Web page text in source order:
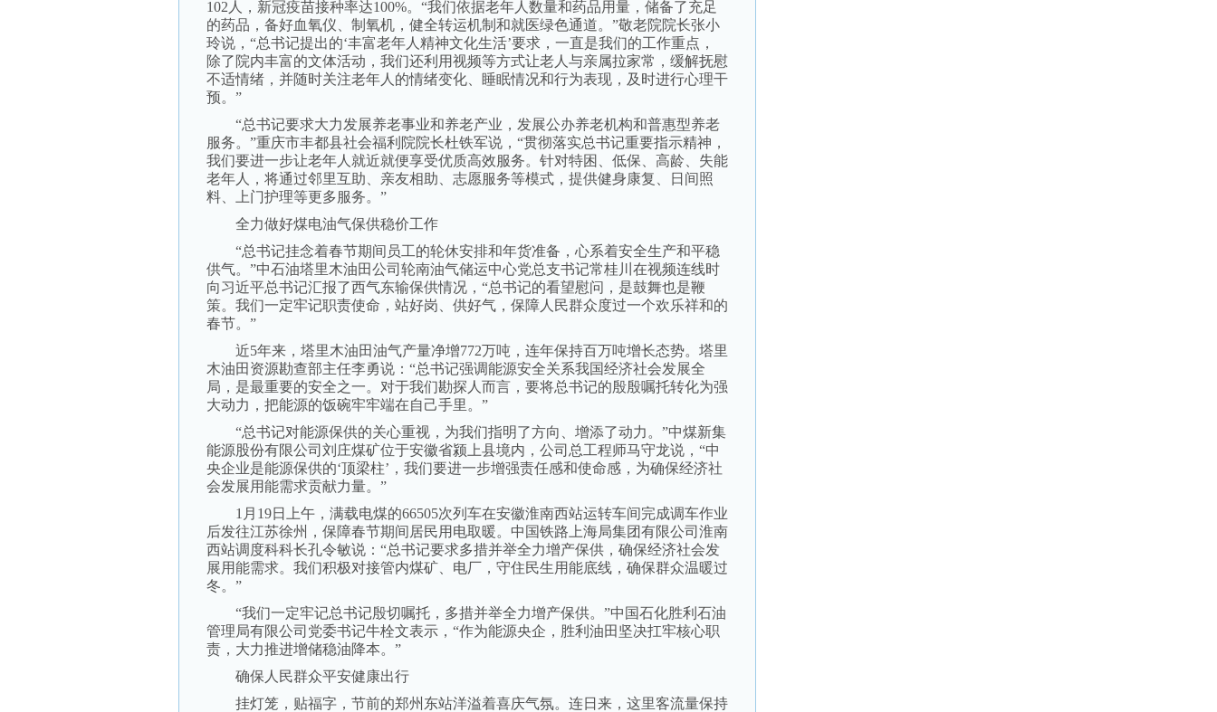
102人，新冠疫苗接种率达100%。“我们依据老年人数量和药品用量，储备了充足
的药品，备好血氧仪、制氧机，健全转运机制和就医绿色通道。”敬老院院长张小
玲说，“总书记提出的‘丰富老年人精神文化生活’要求，一直是我们的工作重点，
除了院内丰富的文体活动，我们还利用视频等方式让老人与亲属拉家常，缓解抚慰
不适情绪，并随时关注老年人的情绪变化、睡眠情况和行为表现，及时进行心理干
预。”
“总书记要求大力发展养老事业和养老产业，发展公办养老机构和普惠型养老
服务。”重庆市丰都县社会福利院院长杜铁军说，“贯彻落实总书记重要指示精神，
我们要进一步让老年人就近就便享受优质高效服务。针对特困、低保、高龄、失能
老年人，将通过邻里互助、亲友相助、志愿服务等模式，提供健身康复、日间照
料、上门护理等更多服务。”
全力做好煤电油气保供稳价工作
“总书记挂念着春节期间员工的轮休安排和年货准备，心系着安全生产和平稳
供气。”中石油塔里木油田公司轮南油气储运中心党总支书记常桂川在视频连线时
向习近平总书记汇报了西气东输保供情况，“总书记的看望慰问，是鼓舞也是鞭
策。我们一定牢记职责使命，站好岗、供好气，保障人民群众度过一个欢乐祥和的
春节。”
近5年来，塔里木油田油气产量净增772万吨，连年保持百万吨增长态势。塔里
木油田资源勘查部主任李勇说：“总书记强调能源安全关系我国经济社会发展全
局，是最重要的安全之一。对于我们勘探人而言，要将总书记的殷殷嘱托转化为强
大动力，把能源的饭碗牢牢端在自己手里。”
“总书记对能源保供的关心重视，为我们指明了方向、增添了动力。”中煤新集
能源股份有限公司刘庄煤矿位于安徽省颍上县境内，公司总工程师马守龙说，“中
央企业是能源保供的‘顶梁柱’，我们要进一步增强责任感和使命感，为确保经济社
会发展用能需求贡献力量。”
1月19日上午，满载电煤的66505次列车在安徽淮南西站运转车间完成调车作业
后发往江苏徐州，保障春节期间居民用电取暖。中国铁路上海局集团有限公司淮南
西站调度科科长孔令敏说：“总书记要求多措并举全力增产保供，确保经济社会发
展用能需求。我们积极对接管内煤矿、电厂，守住民生用能底线，确保群众温暖过
冬。”
“我们一定牢记总书记殷切嘱托，多措并举全力增产保供。”中国石化胜利石油
管理局有限公司党委书记牛栓文表示，“作为能源央企，胜利油田坚决扛牢核心职
责，大力推进增储稳油降本。”
确保人民群众平安健康出行
挂灯笼，贴福字，节前的郑州东站洋溢着喜庆气氛。连日来，这里客流量保持